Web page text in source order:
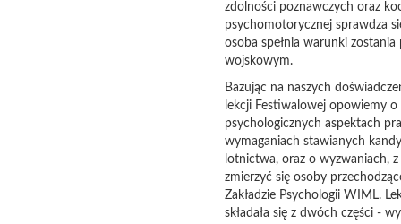
zdolności poznawczych oraz
psychomotorycznej sprawdza
osoba spełnia warunki zostania
wojskowym.
Bazując na naszych
lekcji Festiwalowej opowiemy o
psychologicznych aspektach
wymaganiach stawianych
lotnictwa, oraz o wyzwaniach,
zmierzyć się osoby
Zakładzie Psychologii WIML.
składała się z dwóch części -